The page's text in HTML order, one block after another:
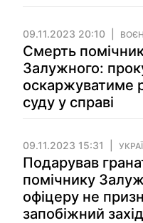
09.11.2023 20:10
Смерть
Залужного:
оскаржуватиме
суду у справі
09.11.2023 15:31
Подарував
помічнику
офіцеру не
запобіжний захід